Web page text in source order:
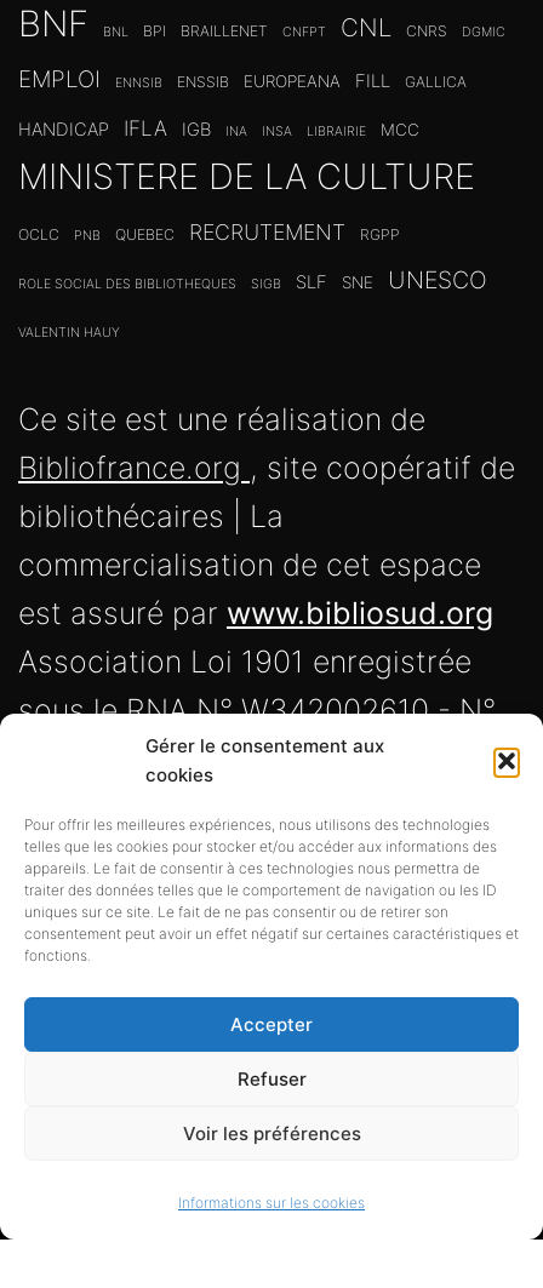
Gérer le consentement aux
cookies
Pour offrir les meilleures expériences, nous utilisons des technologies
telles que les cookies pour stocker et/ou accéder aux informations des
appareils. Le fait de consentir à ces technologies nous permettra de
traiter des données telles que le comportement de navigation ou les ID
uniques sur ce site. Le fait de ne pas consentir ou de retirer son
consentement peut avoir un effet négatif sur certaines caractéristiques et
fonctions.
Accepter
Refuser
Voir les préférences
Informations sur les cookies
BNF BNL BPI BRAILLENET CNFPT CNL CNRS DGMIC
EMPLOI ENNSIB ENSSIB EUROPEANA FILL GALLICA
HANDICAP IFLA IGB INA INSA LIBRAIRIE MCC
MINISTERE DE LA CULTURE
OCLC PNB QUEBEC RECRUTEMENT RGPP
ROLE SOCIAL DES BIBLIOTHEQUES SIGB SLF SNE UNESCO
VALENTIN HAUY
Ce site est une réalisation de
Bibliofrance.org , site coopératif de
bibliothécaires | La
commercialisation de cet espace
est assuré par www.bibliosud.org
Association Loi 1901 enregistrée
sous le RNA N° W342002610 - N°
Siret 838 720 191 00017 -
TRESSAN
| Copyright © 2007-2023
Bibliofrance.org. Tous droits
réservés |
2024 2026 newsxpress.